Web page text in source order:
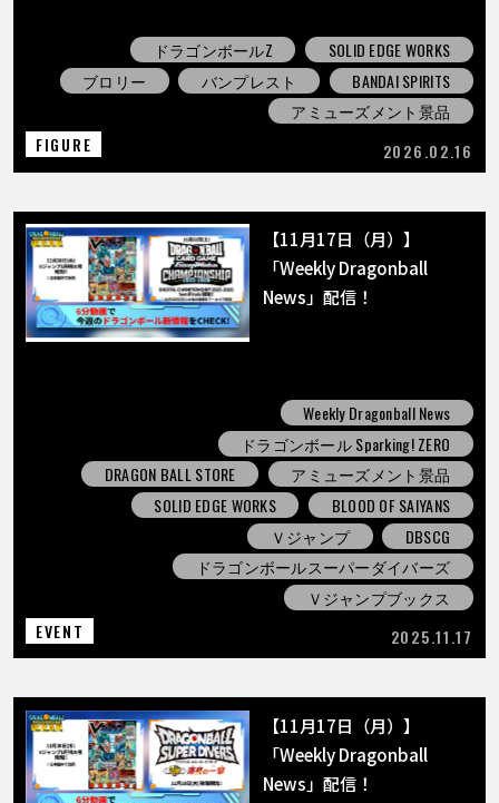
ドラゴンボールZ
SOLID EDGE WORKS
ブロリー
バンプレスト
BANDAI SPIRITS
アミューズメント景品
FIGURE
2026.02.16
【11月17日（月）】
「Weekly Dragonball
News」配信！
Weekly Dragonball News
ドラゴンボール Sparking! ZERO
DRAGON BALL STORE
アミューズメント景品
SOLID EDGE WORKS
BLOOD OF SAIYANS
Ｖジャンプ
DBSCG
ドラゴンボールスーパーダイバーズ
Ｖジャンプブックス
EVENT
2025.11.17
【11月17日（月）】
「Weekly Dragonball
News」配信！